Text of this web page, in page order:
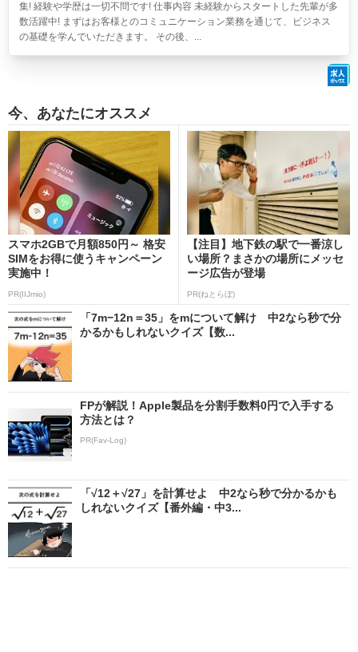
集! 経験や学歴は一切不問です! 仕事内容 未経験からスタートした先輩が多
数活躍中! まずはお客様とのコミュニケーション業務を通じて、ビジネス
の基礎を学んでいただきます。 その後、...
今、あなたにオススメ
スマホ2GBで月額850円～ 格安
SIMをお得に使うキャンペーン
実施中！
PR(IIJmio)
【注目】地下鉄の駅で一番涼し
い場所？まさかの場所にメッセ
ージ広告が登場
PR(ねとらぼ)
「7m−12n＝35」をmについて解け 中2なら秒で分
かるかもしれないクイズ【数...
FPが解説！Apple製品を分割手数料0円で入手する
方法とは？
PR(Fav-Log)
「√12＋√27」を計算せよ 中2なら秒で分かるかも
しれないクイズ【番外編・中3...